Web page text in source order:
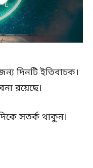
দিনটি ইতিবাচক।
রয়েছে।
সতর্ক থাকুন।